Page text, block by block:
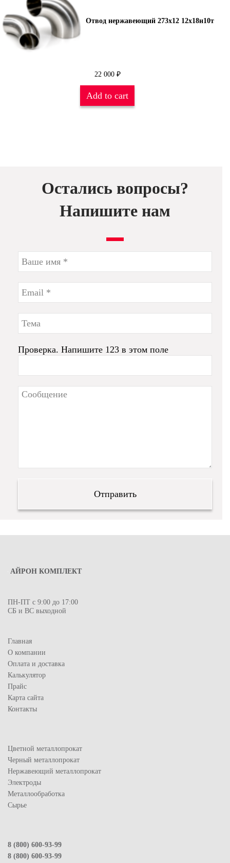
Отвод нержавеющий 273х12 12х18н10т
22 000 ₽
Add to cart
Остались вопросы?
Напишите нам
Проверка. Напишите 123 в этом поле
АЙРОН КОМПЛЕКТ
ПН-ПТ с 9:00 до 17:00
СБ и ВС выходной
Главная
О компании
Оплата и доставка
Калькулятор
Прайс
Карта сайта
Контакты
Цветной металлопрокат
Черный металлопрокат
Нержавеющий металлопрокат
Электроды
Металлообработка
Сырье
8 (800) 600-93-99
8 (800) 600-93-99